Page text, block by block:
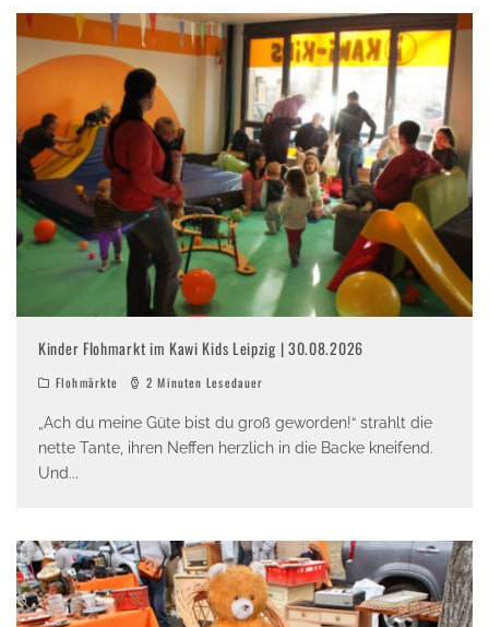
Kinder Flohmarkt im Kawi Kids Leipzig | 30.08.2026
Flohmärkte 2 Minuten Lesedauer
„Ach du meine Güte bist du groß geworden!“ strahlt die
nette Tante, ihren Neffen herzlich in die Backe kneifend.
Und...